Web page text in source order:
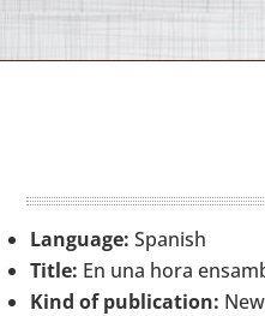
Language: Spanish
Title: En una hora
Kind of publication: